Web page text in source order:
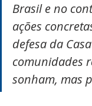
Brasil e no
ações
defesa da
comunidades
sonham, mas